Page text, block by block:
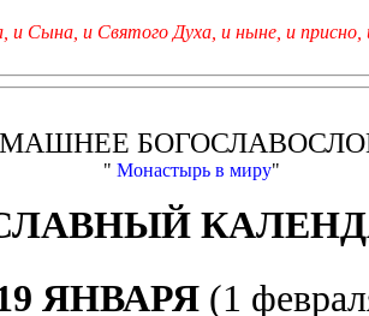
и Сына, и Святого Духа, и ныне, и присно,
" Монастырь в миру"
ЯНВАРЯ (1